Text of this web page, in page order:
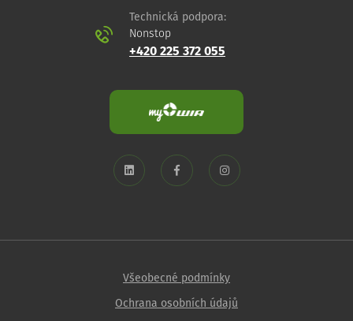
Technická podpora:
Nonstop
+420 225 372 055
Všeobecné podmínky
Ochrana osobních údajů